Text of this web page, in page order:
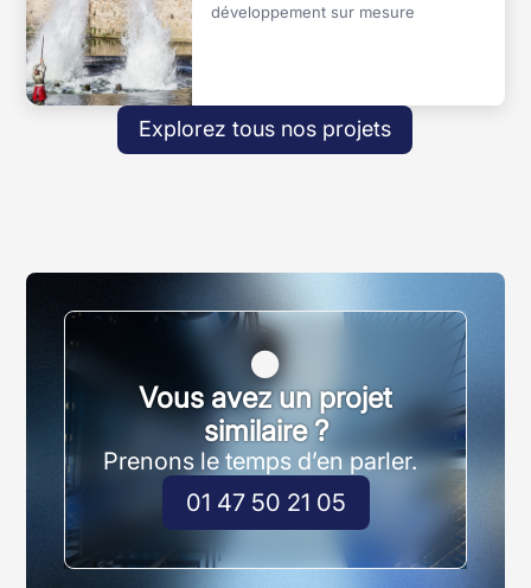
développement sur mesure
Explorez tous nos projets

Vous avez un projet
similaire ?
Prenons le temps d’en parler.
01 47 50 21 05